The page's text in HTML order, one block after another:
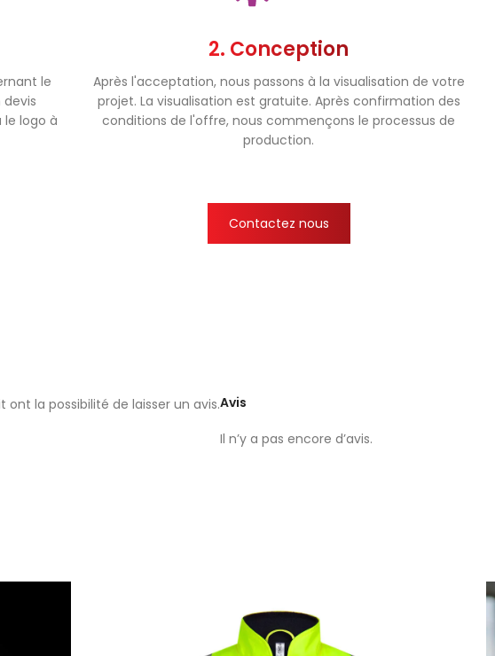
le
le logo à
2. Conception
Après l'acceptation, nous passons à la visualisation de votre
projet. La visualisation est gratuite. Après confirmation des
conditions de l'offre, nous commençons le processus de
production.
Contactez nous
Avis
Il n’y a pas encore d’avis.
la possibilité de laisser un avis.